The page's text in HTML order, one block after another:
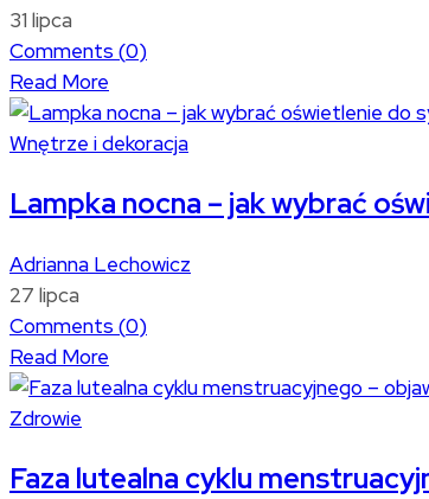
31 lipca
Comments (0)
Read More
Wnętrze i dekoracja
Lampka nocna – jak wybrać
Adrianna Lechowicz
27 lipca
Comments (0)
Read More
Zdrowie
Faza lutealna cyklu